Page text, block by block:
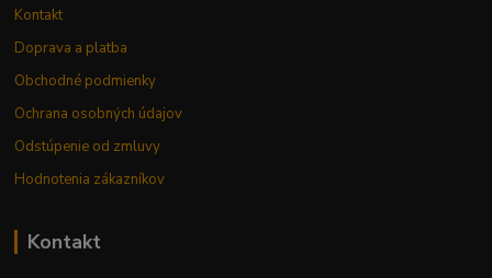
Kontakt
Doprava a platba
Obchodné podmienky
Ochrana osobných údajov
Odstúpenie od zmluvy
Hodnotenia zákazníkov
Kontakt